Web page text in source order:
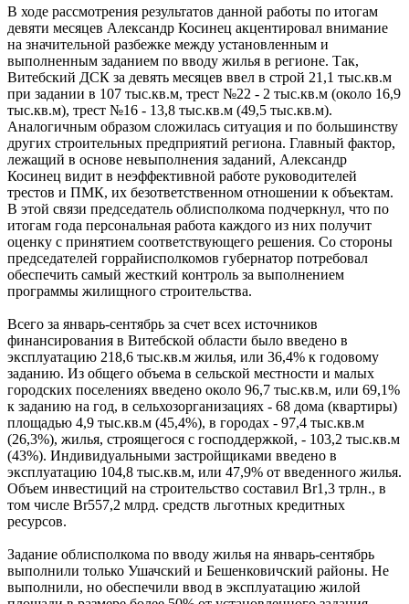
В ходе рассмотрения результатов данной работы по итогам
девяти месяцев Александр Косинец акцентировал внимание
на значительной разбежке между установленным и
выполненным заданием по вводу жилья в регионе. Так,
Витебский ДСК за девять месяцев ввел в строй 21,1 тыс.кв.м
при задании в 107 тыс.кв.м, трест №22 - 2 тыс.кв.м (около 16,9
тыс.кв.м), трест №16 - 13,8 тыс.кв.м (49,5 тыс.кв.м).
Аналогичным образом сложилась ситуация и по большинству
других строительных предприятий региона. Главный фактор,
лежащий в основе невыполнения заданий, Александр
Косинец видит в неэффективной работе руководителей
трестов и ПМК, их безответственном отношении к объектам.
В этой связи председатель облисполкома подчеркнул, что по
итогам года персональная работа каждого из них получит
оценку с принятием соответствующего решения. Со стороны
председателей горрайисполкомов губернатор потребовал
обеспечить самый жесткий контроль за выполнением
программы жилищного строительства.
Всего за январь-сентябрь за счет всех источников
финансирования в Витебской области было введено в
эксплуатацию 218,6 тыс.кв.м жилья, или 36,4% к годовому
заданию. Из общего объема в сельской местности и малых
городских поселениях введено около 96,7 тыс.кв.м, или 69,1%
к заданию на год, в сельхозорганизациях - 68 дома (квартиры)
площадью 4,9 тыс.кв.м (45,4%), в городах - 97,4 тыс.кв.м
(26,3%), жилья, строящегося с господдержкой, - 103,2 тыс.кв.м
(43%). Индивидуальными застройщиками введено в
эксплуатацию 104,8 тыс.кв.м, или 47,9% от введенного жилья.
Объем инвестиций на строительство составил Br1,3 трлн., в
том числе Br557,2 млрд. средств льготных кредитных
ресурсов.
Задание облисполкома по вводу жилья на январь-сентябрь
выполнили только Ушачский и Бешенковичский районы. Не
выполнили, но обеспечили ввод в эксплуатацию жилой